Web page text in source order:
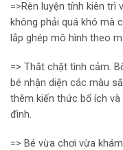
=>Rèn luyện tính kiên trì
không phải quá khó mà
lắp ghép mô hình theo
=> Thắt chặt tình cảm.
bé nhận diện các màu
thêm kiến thức bổ ích
đình.
=> Bé vừa chơi vừa